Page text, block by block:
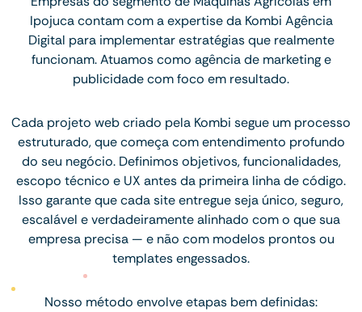
Ipojuca contam com a expertise da Kombi Agência
Digital para implementar estratégias que realmente
funcionam. Atuamos como agência de marketing e
publicidade com foco em resultado.
Cada projeto web criado pela Kombi segue um processo
estruturado, que começa com entendimento profundo
do seu negócio. Definimos objetivos, funcionalidades,
escopo técnico e UX antes da primeira linha de código.
Isso garante que cada site entregue seja único, seguro,
escalável e verdadeiramente alinhado com o que sua
empresa precisa — e não com modelos prontos ou
templates engessados.
Nosso método envolve etapas bem definidas: